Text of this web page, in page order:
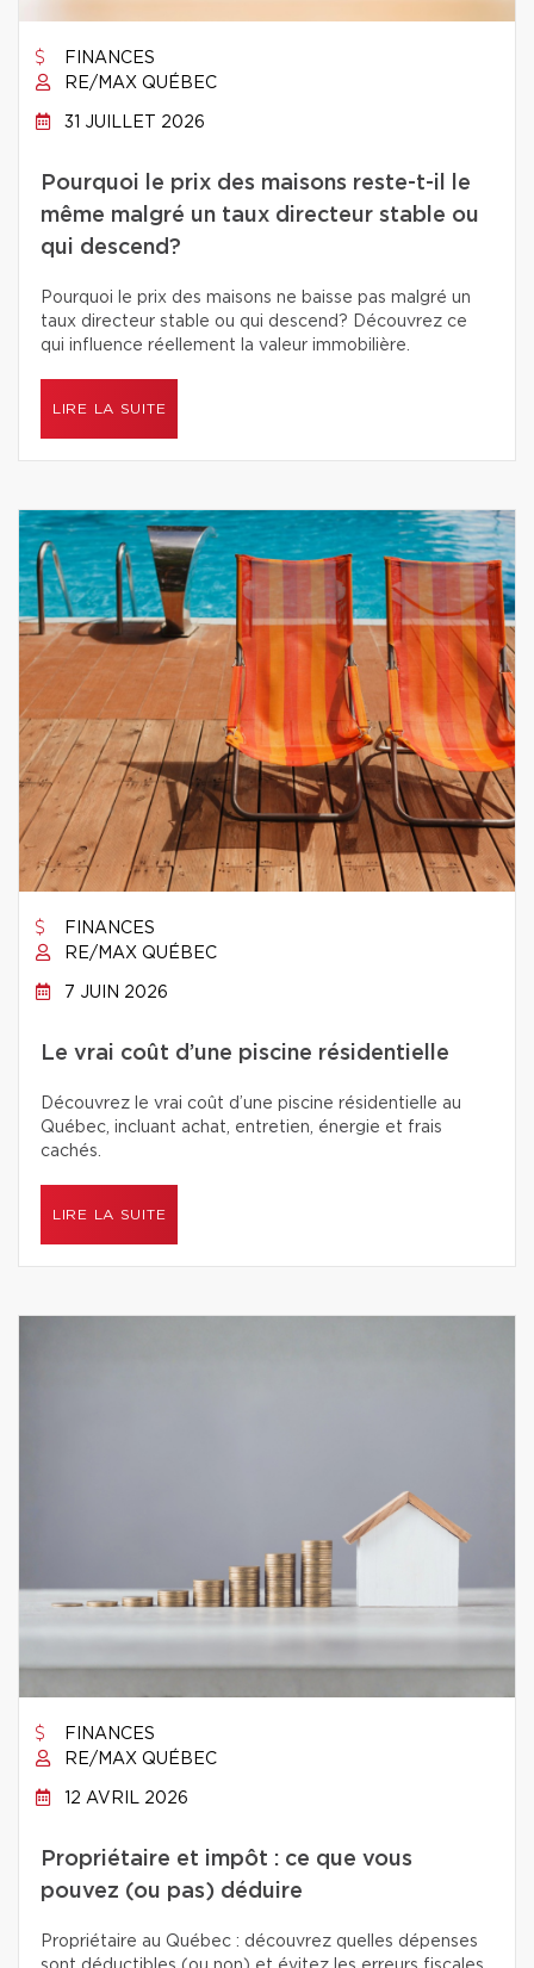
FINANCES
RE/MAX QUÉBEC
31 JUILLET 2026
Pourquoi le prix des maisons reste-t-il le
même malgré un taux directeur stable ou
qui descend?
Pourquoi le prix des maisons ne baisse pas malgré un
taux directeur stable ou qui descend? Découvrez ce
qui influence réellement la valeur immobilière.
LIRE LA SUITE
FINANCES
RE/MAX QUÉBEC
7 JUIN 2026
Le vrai coût d’une piscine résidentielle
Découvrez le vrai coût d’une piscine résidentielle au
Québec, incluant achat, entretien, énergie et frais
cachés.
LIRE LA SUITE
FINANCES
RE/MAX QUÉBEC
12 AVRIL 2026
Propriétaire et impôt : ce que vous
pouvez (ou pas) déduire
Propriétaire au Québec : découvrez quelles dépenses